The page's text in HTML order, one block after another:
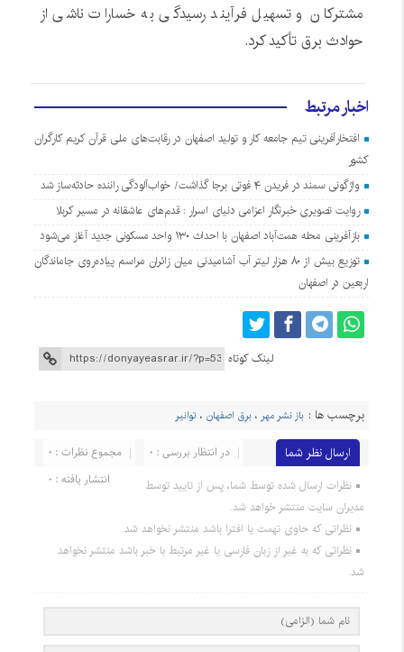
مشترکان و تسهیل فرآیند رسیدگی به خسارات ناشی از
حوادث برق تأکید کرد.
اخبار مرتبط
افتخارآفرینی تیم جامعه کار و تولید اصفهان در رقابت‌های ملی قرآن کریم کارگران
کشور
واژگونی سمند در فریدن ۴ فوتی برجا گذاشت/ خواب‌آلودگی راننده حادثه‌ساز شد
روایت تصویری خبرنگار اعزامی دنیای اسرار : قدم‌های عاشقانه در مسیر کربلا
بازآفرینی محله همت‌آباد اصفهان با احداث ۱۳۰ واحد مسکونی جدید آغاز می‌شود
توزیع بیش از ۸۰ هزار لیتر آب آشامیدنی میان زائران مراسم پیاده‌روی جاماندگان
اربعین در اصفهان
لینک کوتاه
برچسب ها : باز نشر مهر ،برق اصفهان ،توانیر
ارسال نظر شما مجموع نظرات : 0
در انتظار بررسی : 0
انتشار یافته : 0
نظرات ارسال شده توسط شما، پس از تایید توسط
مدیران سایت منتشر خواهد شد.
نظراتی که حاوی تهمت یا افترا باشد منتشر نخواهد شد.
نظراتی که به غیر از زبان فارسی یا غیر مرتبط با خبر باشد منتشر نخواهد
شد.